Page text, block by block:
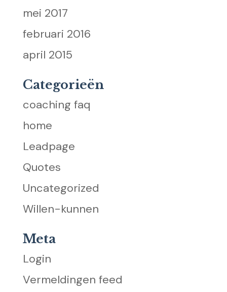
mei 2017
februari 2016
april 2015
Categorieën
coaching faq
home
Leadpage
Quotes
Uncategorized
Willen-kunnen
Meta
Login
Vermeldingen feed